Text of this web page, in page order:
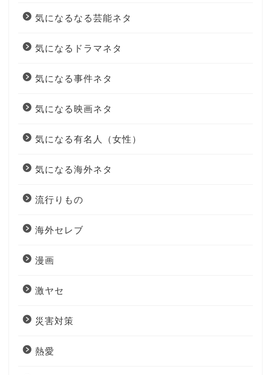
気になるなる芸能ネタ
気になるドラマネタ
気になる事件ネタ
気になる映画ネタ
気になる有名人（女性）
気になる海外ネタ
流行りもの
海外セレブ
漫画
激ヤセ
災害対策
熱愛